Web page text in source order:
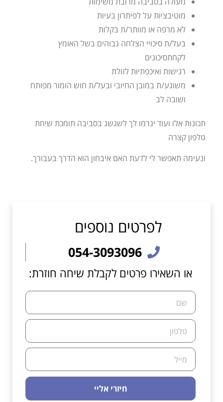
מוטיבציות על לפיתרון בעיות
לא מרפה או מוותר/ת בקלות
בעל/ת סיכויי הצלחה גבוהים בשל האומץ
לקחתסיכונים
רגישות ואיכפתיות לזולת
משוגע/ת במובן החיובי ובעל/ת חוש הומור מפותח
ושובה לב
תכונות אלו ועוד יגרמו לך לשגשג בסביבה תומכת שיחת
טלפון קצרה
ונעימה תאפשר לי לדעת האם איבחון הוא הדרך בעבורך.
לפרטים נוספים
054-3093096
או השאירו פרטים לקבלת שיחה חוזרת:
חיזרי אליי